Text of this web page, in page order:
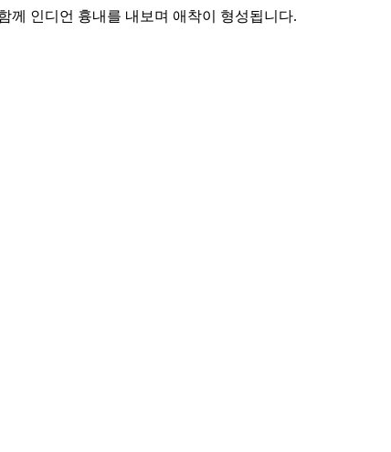
께 인디언 흉내를 내보며 애착이 형성됩니다.